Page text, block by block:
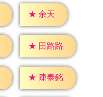
★ 余天
★ 田路路
★ 陳泰銘